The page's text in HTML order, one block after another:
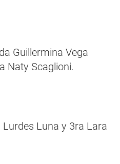
Guillermina Vega
Naty Scaglioni.
Luna y 3ra Lara